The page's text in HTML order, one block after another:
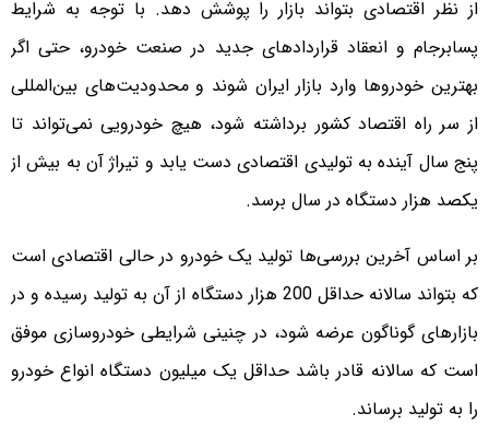
از نظر اقتصادی بتواند بازار را پوشش دهد. با توجه به شرایط
پسابرجام و انعقاد قراردادهای جدید در صنعت خودرو، حتی اگر
بهترین خودروها وارد بازار ایران شوند و محدودیت‌های بین‌المللی
از سر راه اقتصاد کشور برداشته شود، هیچ خودرویی نمی‌تواند تا
پنج سال آینده به تولیدی اقتصادی دست یابد و تیراژ آن به بیش از
یکصد هزار دستگاه در سال برسد.
بر اساس آخرین بررسی‌ها تولید یک خودرو در حالی اقتصادی است
که بتواند سالانه حداقل 200 هزار دستگاه از آن به تولید رسیده و در
بازارهای گوناگون عرضه شود، در چنینی شرایطی خودروسازی موفق
است که سالانه قادر باشد حداقل یک میلیون دستگاه انواع خودرو
را به تولید برساند.